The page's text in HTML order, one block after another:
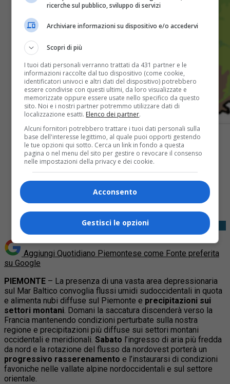
Aggiungi Quotidiano Piemontese come Fonte preferita
su Google
PIEMONTE – La presenza di una vasta area depressionaria
sul Mar Baltico convoglia flussi umidi sudoccidentali in quota
e alimenta nubi diffuse sul Piemonte e precipitazioni sui
settori montani. Domani la saccatura discenderà verso la
Francia mantenendo condizioni perturbate sulla nostra
regione e precipitazioni più diffuse sui settori montani
occidentali e meridionali. Sabato l’ingresso di aria più fredda
da nord e la rotazione del flusso da nordovest porterà un
progressivo rasserenamento e l’instaurarsi di condizioni
favoniche nelle vallate alpine nordoccidentali e sul settore
orientale.
ricerche sul pubblico, sviluppo di servizi
Archiviare informazioni su dispositivo e/o accedervi
Scopri di più
I tuoi dati personali verranno trattati da 431 partner e le
informazioni raccolte dal tuo dispositivo (come cookie,
identificatori univoci e altri dati del dispositivo) potrebbero
essere condivise con questi ultimi, da loro visualizzate e
memorizzate oppure essere usate nello specifico da questo
sito. Noi e i nostri partner potremmo utilizzare dati di
localizzazione esatti. Elenco dei partner.
Alcuni fornitori potrebbero trattare i tuoi dati personali sulla
base dell'interesse legittimo, al quale puoi opporti gestendo
le tue opzioni qui sotto. Cerca un link in fondo a questa
pagina o nel menu del sito per gestire o revocare il consenso
nelle impostazioni della privacy e dei cookie.
Acconsento
Gestisci le opzioni